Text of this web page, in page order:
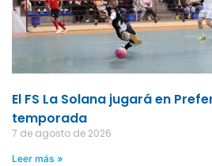
El FS La Solana jugará en
temporada
7 de agosto de 2026
Leer más »